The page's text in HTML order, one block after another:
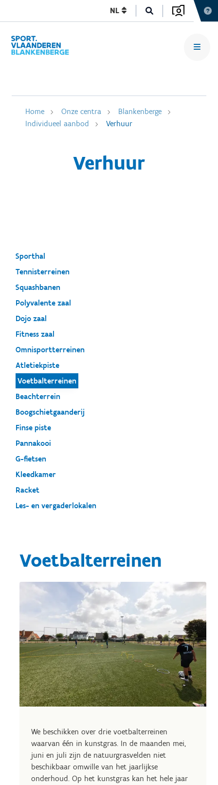
NL
Home Onze centra
Blankenberge
Individueel aanbod
Verhuur
Verhuur
Sporthal
Tennisterreinen
Squashbanen
Polyvalente zaal
Dojo zaal
Fitness zaal
Omnisportterreinen
Atletiekpiste
Voetbalterreinen
Beachterrein
Boogschietgaanderij
Finse piste
Pannakooi
G-fietsen
Kleedkamer
Racket
Les- en vergaderlokalen
Voetbalterreinen
We beschikken over drie voetbalterreinen
waarvan één in kunstgras. In de maanden mei,
juni en juli zijn de natuurgrasvelden niet
beschikbaar omwille van het jaarlijkse
onderhoud. Op het kunstgras kan het hele jaar